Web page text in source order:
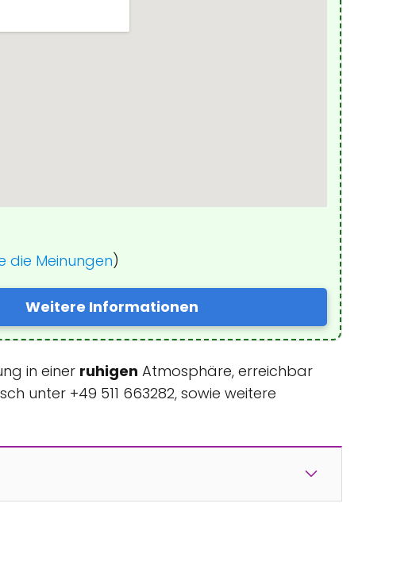
die Meinungen)
Weitere Informationen
in einer ruhigen Atmosphäre, erreichbar
unter +49 511 663282, sowie weitere